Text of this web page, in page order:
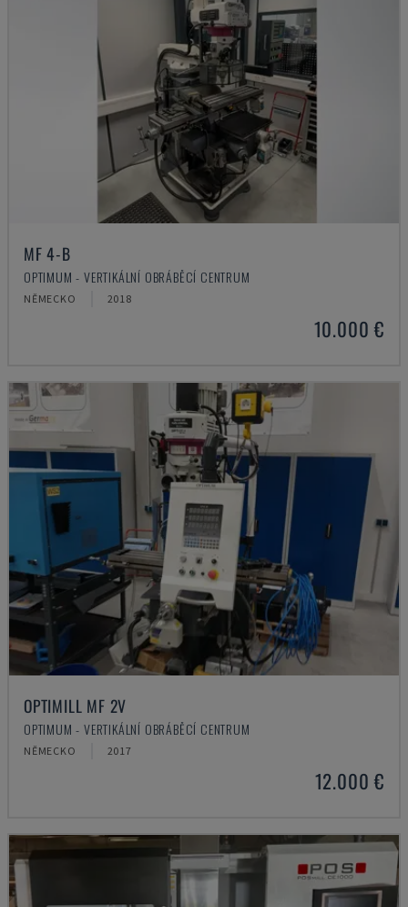
MF 4-B
OPTIMUM - VERTIKÁLNÍ OBRÁBĚCÍ CENTRUM
NĚMECKO 2018
10.000 €
OPTIMILL MF 2V
OPTIMUM - VERTIKÁLNÍ OBRÁBĚCÍ CENTRUM
NĚMECKO 2017
12.000 €